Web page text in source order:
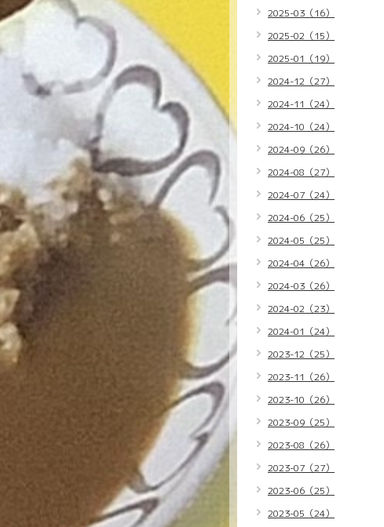
2025-03（16）
2025-02（15）
2025-01（19）
2024-12（27）
2024-11（24）
2024-10（24）
2024-09（26）
2024-08（27）
2024-07（24）
2024-06（25）
2024-05（25）
2024-04（26）
2024-03（26）
2024-02（23）
2024-01（24）
2023-12（25）
2023-11（26）
2023-10（26）
2023-09（25）
2023-08（26）
2023-07（27）
2023-06（25）
2023-05（24）